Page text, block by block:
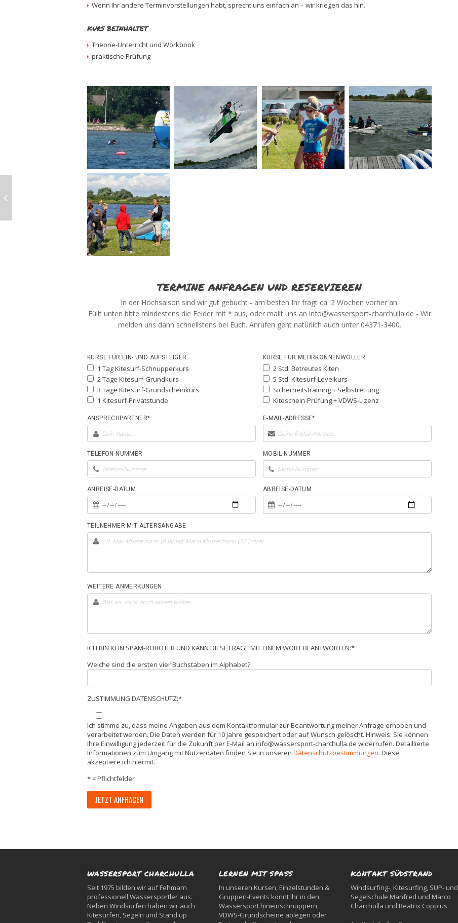
Wenn Ihr andere Terminvorstellungen habt, sprecht uns einfach an – wir kriegen das hin.
KURS BEINHALTET
Theorie-Unterricht und Workbook
praktische Prüfung
TERMINE ANFRAGEN UND RESERVIEREN
In der Hochsaison sind wir gut gebucht - am besten Ihr fragt ca. 2 Wochen vorher an.
Füllt unten bitte mindestens die Felder mit * aus, oder mailt uns an info@wassersport-charchulla.de - Wir
melden uns dann schnellstens bei Euch. Anrufen geht natürlich auch unter 04371-3400.
KURSE FÜR EIN- UND AUFSTEIGER:
1 Tag Kitesurf-Schnupperkurs
2 Tage Kitesurf-Grundkurs
3 Tage Kitesurf-Grundscheinkurs
1 Kitesurf-Privatstunde
KURSE FÜR MEHRKÖNNENWOLLER:
2 Std. Betreutes Kiten
5 Std. Kitesurf-Levelkurs
Sicherheitstraining + Selbstrettung
Kiteschein-Prüfung + VDWS-Lizenz
ANSPRECHPARTNER* E-MAIL-ADRESSE*
TELEFON-NUMMER MOBIL-NUMMER
ANREISE-DATUM ABREISE-DATUM
TEILNEHMER MIT ALTERSANGABE
WEITERE ANMERKUNGEN
ICH BIN KEIN SPAM-ROBOTER UND KANN DIESE FRAGE MIT EINEM WORT BEANTWORTEN:*
Welche sind die ersten vier Buchstaben im Alphabet?
ZUSTIMMUNG DATENSCHUTZ:*
Ich stimme zu, dass meine Angaben aus dem Kontaktformular zur Beantwortung meiner Anfrage erhoben und
verarbeitet werden. Die Daten werden für 10 Jahre gespeichert oder auf Wunsch gelöscht. Hinweis: Sie können
Ihre Einwilligung jederzeit für die Zukunft per E-Mail an info@wassersport-charchulla.de widerrufen. Detaillierte
Informationen zum Umgang mit Nutzerdaten finden Sie in unseren Datenschutzbestimmungen. Diese
akzeptiere ich hiermit.
* = Pflichtfelder
WASSERSPORT CHARCHULLA
Seit 1975 bilden wir auf Fehmarn
professionell Wassersportler aus.
Neben Windsurfen haben wir auch
Kitesurfen, Segeln und Stand up
LERNEN MIT SPASS
In unseren Kursen, Einzelstunden &
Gruppen-Events könnt Ihr in den
Wassersport hineinschnuppern,
VDWS-Grundscheine ablegen oder
KONTAKT SÜDSTRAND
Windsurfing-, Kitesurfing, SUP- und
Segelschule Manfred und Marco
Charchulla und Beatrix Coppius